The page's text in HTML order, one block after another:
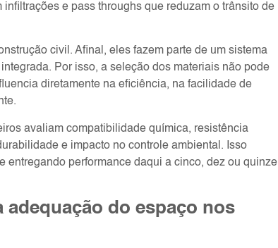
e pass throughs que reduzam o trânsito de
civil. Afinal, eles fazem parte de um sistema
Por isso, a seleção dos materiais não pode
diretamente na eficiência, na facilidade de
avaliam compatibilidade química, resistência
e impacto no controle ambiental. Isso
entregando performance daqui a cinco, dez ou quinze
do espaço nos